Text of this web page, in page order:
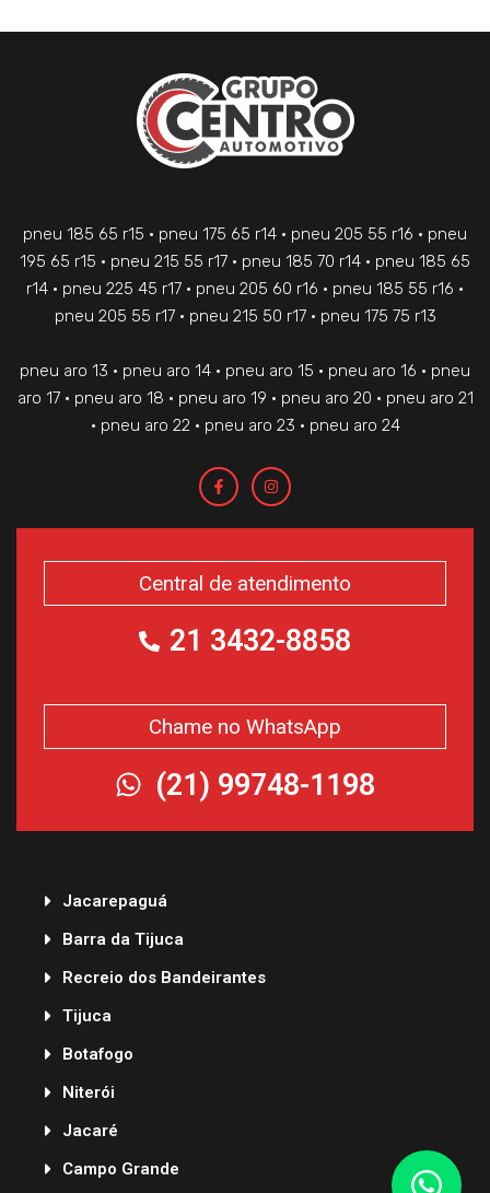
pneu 185 65 r15 • pneu 175 65 r14 • pneu 205 55 r16 • pneu
195 65 r15 • pneu 215 55 r17 • pneu 185 70 r14 • pneu 185 65
r14 • pneu 225 45 r17 • pneu 205 60 r16 • pneu 185 55 r16 •
pneu 205 55 r17 • pneu 215 50 r17 • pneu 175 75 r13
pneu aro 13 • pneu aro 14 • pneu aro 15 • pneu aro 16 • pneu
aro 17 • pneu aro 18 • pneu aro 19 • pneu aro 20 • pneu aro 21
• pneu aro 22 • pneu aro 23 • pneu aro 24
Central de atendimento
21 3432-8858
Chame no WhatsApp
(21) 99748-1198
Jacarepaguá
Barra da Tijuca
Recreio dos Bandeirantes
Tijuca
Botafogo
Niterói
Jacaré
Campo Grande